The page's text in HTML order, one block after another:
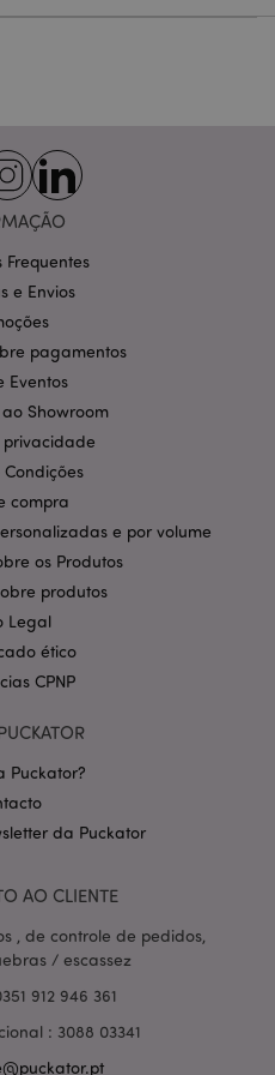
Frequentes
e Envios
pagamentos
Eventos
Showroom
privacidade
Condições
compra
e por volume
os Produtos
produtos
Legal
ético
CPNP
Puckator?
da Puckator
AO CLIENTE
, de controle de pedidos,
/ escassez
912 946 361
: 3088 03341
Desempenho
sem os cookies
Adobe Inc.
www.puckator.pt
Política de Privacidade da